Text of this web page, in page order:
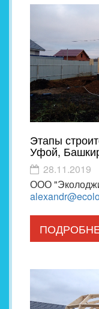
Этапы
Уфой,
28.11.2019
ООО